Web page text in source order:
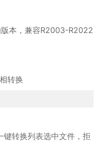
本，兼容R2003-R2022
转换
键转换列表选中文件，拒